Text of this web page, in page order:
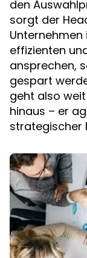
den
sorgt der
Unternehmen
effizienten
ansprechen,
gespart
geht also
hinaus – er
strategischer